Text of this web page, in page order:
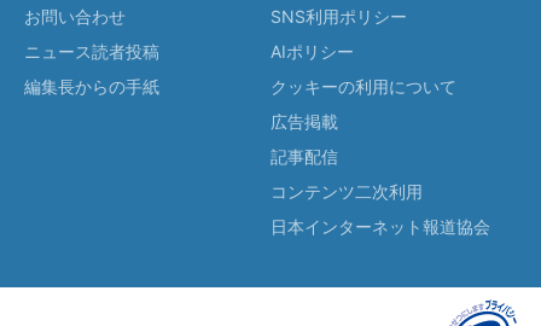
お問い合わせ
ニュース読者投稿
編集長からの手紙
SNS利用ポリシー
AIポリシー
クッキーの利用について
広告掲載
記事配信
コンテンツ二次利用
日本インターネット報道協会